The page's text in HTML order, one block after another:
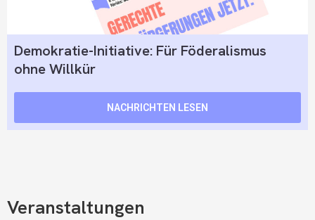
Demokratie-Initiative: Für Föderalismus
ohne Willkür
NACHRICHTEN LESEN
Veranstaltungen